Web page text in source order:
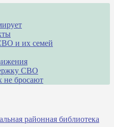
и их семей
СВО
бросают
районная библиотека